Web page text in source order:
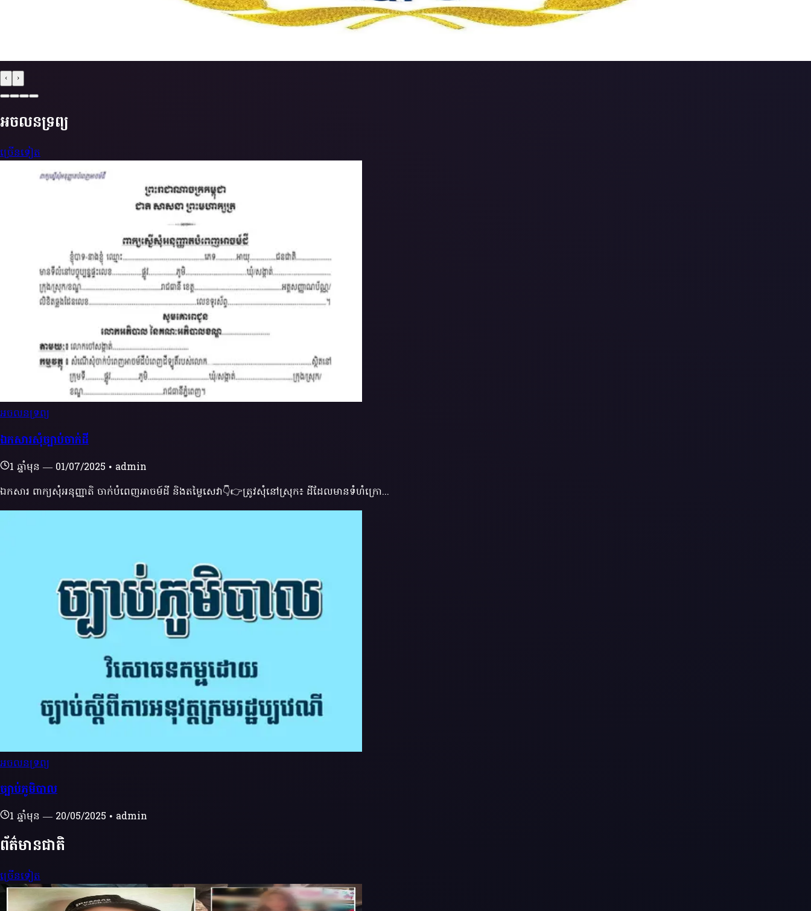
បសស មិនបានបង់ថ្លៃជំនួស ក្នុងករណីទាំង១៤នេះទេ
‹ ›
អចលនទ្រព្យ
ច្រើនទៀត
អចលនទ្រព្យ
ឯកសារសុំច្បាប់ចាក់ដី
1 ឆ្នាំមុន — 01/07/2025 • admin
ឯកសារ ពាក្យសុំអនុញ្ញាតិ ចាក់បំពេញអាចម៍ដី និងតម្លៃសេវា👇👉ត្រូវសុំនៅស្រុក៖ ដីដែលមានទំហំក្រោ...
អចលនទ្រព្យ
ច្បាប់ភូមិបាល
1 ឆ្នាំមុន — 20/05/2025 • admin
ព័ត៌មានជាតិ
ច្រើនទៀត